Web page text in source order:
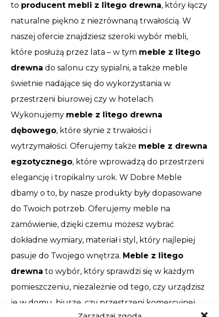
to producent mebli z litego drewna, który łączy
naturalne piękno z niezrównaną trwałością. W
naszej ofercie znajdziesz szeroki wybór mebli,
które posłużą przez lata – w tym meble z litego
drewna do salonu czy sypialni, a także meble
świetnie nadające się do wykorzystania w
przestrzeni biurowej czy w hotelach.
Wykonujemy meble z litego drewna
dębowego, które słynie z trwałości i
wytrzymałości. Oferujemy także meble z drewna
egzotycznego, które wprowadzą do przestrzeni
elegancję i tropikalny urok. W Dobre Meble
dbamy o to, by nasze produkty były dopasowane
do Twoich potrzeb. Oferujemy meble na
zamówienie, dzięki czemu możesz wybrać
dokładne wymiary, materiał i styl, który najlepiej
pasuje do Twojego wnętrza. Meble z litego
drewna to wybór, który sprawdzi się w każdym
pomieszczeniu, niezależnie od tego, czy urządzisz
je w domu, biurze, czy przestrzeni komercyjnej.